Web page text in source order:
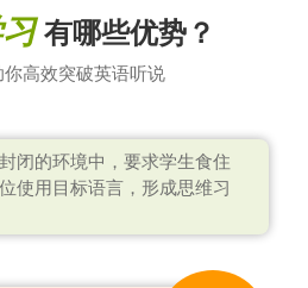
有哪些优势？
高效突破英语听说
闭的环境中，要求学生食住
使用目标语言，形成思维习